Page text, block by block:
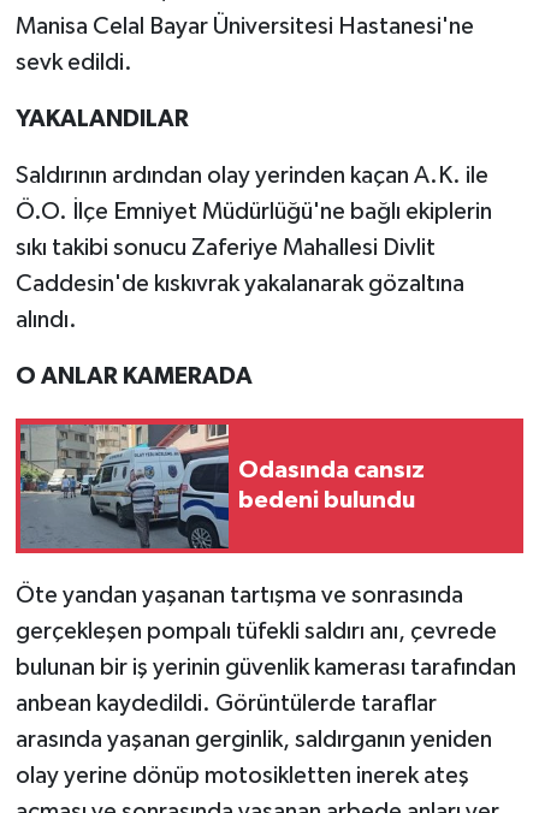
Manisa Celal Bayar Üniversitesi Hastanesi'ne
sevk edildi.
YAKALANDILAR
Saldırının ardından olay yerinden kaçan A.K. ile
Ö.O. İlçe Emniyet Müdürlüğü'ne bağlı ekiplerin
sıkı takibi sonucu Zaferiye Mahallesi Divlit
Caddesin'de kıskıvrak yakalanarak gözaltına
alındı.
O ANLAR KAMERADA
Odasında cansız
bedeni bulundu
Öte yandan yaşanan tartışma ve sonrasında
gerçekleşen pompalı tüfekli saldırı anı, çevrede
bulunan bir iş yerinin güvenlik kamerası tarafından
anbean kaydedildi. Görüntülerde taraflar
arasında yaşanan gerginlik, saldırganın yeniden
olay yerine dönüp motosikletten inerek ateş
açması ve sonrasında yaşanan arbede anları yer